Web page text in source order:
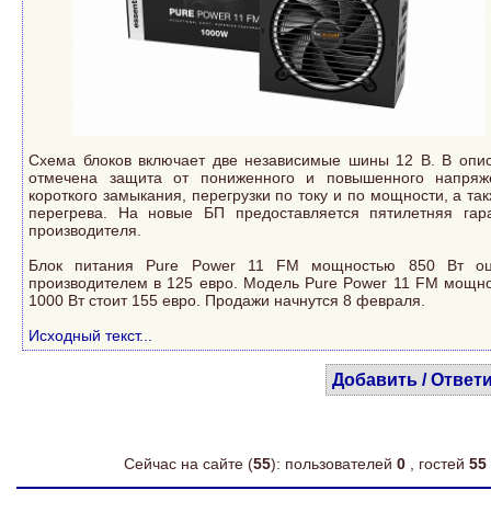
Схема блоков включает две независимые шины 12 В. В
отмечена защита от пониженного и повышенного
короткого замыкания, перегрузки по току и по мощности, а
перегрева. На новые БП предоставляется пятилетняя
производителя.
Блок питания Pure Power 11 FM мощностью 850 Вт
производителем в 125 евро. Модель Pure Power 11 FM
1000 Вт стоит 155 евро. Продажи начнутся 8 февраля.
Исходный текст...
Добавить /
Сейчас на сайте (55): пользователей 0 , гостей 55